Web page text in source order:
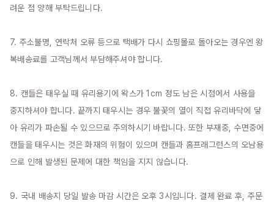
려운 점 양해 부탁드립니다.
7. 주소불명, 연락처 오류 등으로 택배가 다시 쇼핑몰로 돌아오는 경우엔 왕
복배송료를 고객님께서 부담해주셔야 합니다.
8. 캔들은 태우실 때 유리용기에 왁스가 1cm 정도 남은 시점에서 사용을
중지하셔야 합니다. 끝까지 태우시는 경우 불꽃의 열이 직접 유리바닥에 닿
아 유리가 파손될 수 있으므로 주의하시기 바랍니다. 또한 부재중, 수면중에
캔들을 태우시는 것은 화재의 위험이 있으며 캔들과 홈프래그런스의 오남용
으로 인해 발생된 문제에 대한 책임을 지지 않습니다.
9. 국내 배송지 당일 발송 마감 시간은 오후 3시입니다. 결제 완료 후, 주문